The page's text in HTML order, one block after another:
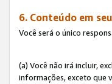
6. Conteúdo em
Você será o único
(a) Você não irá incluir,
informações, exceto que